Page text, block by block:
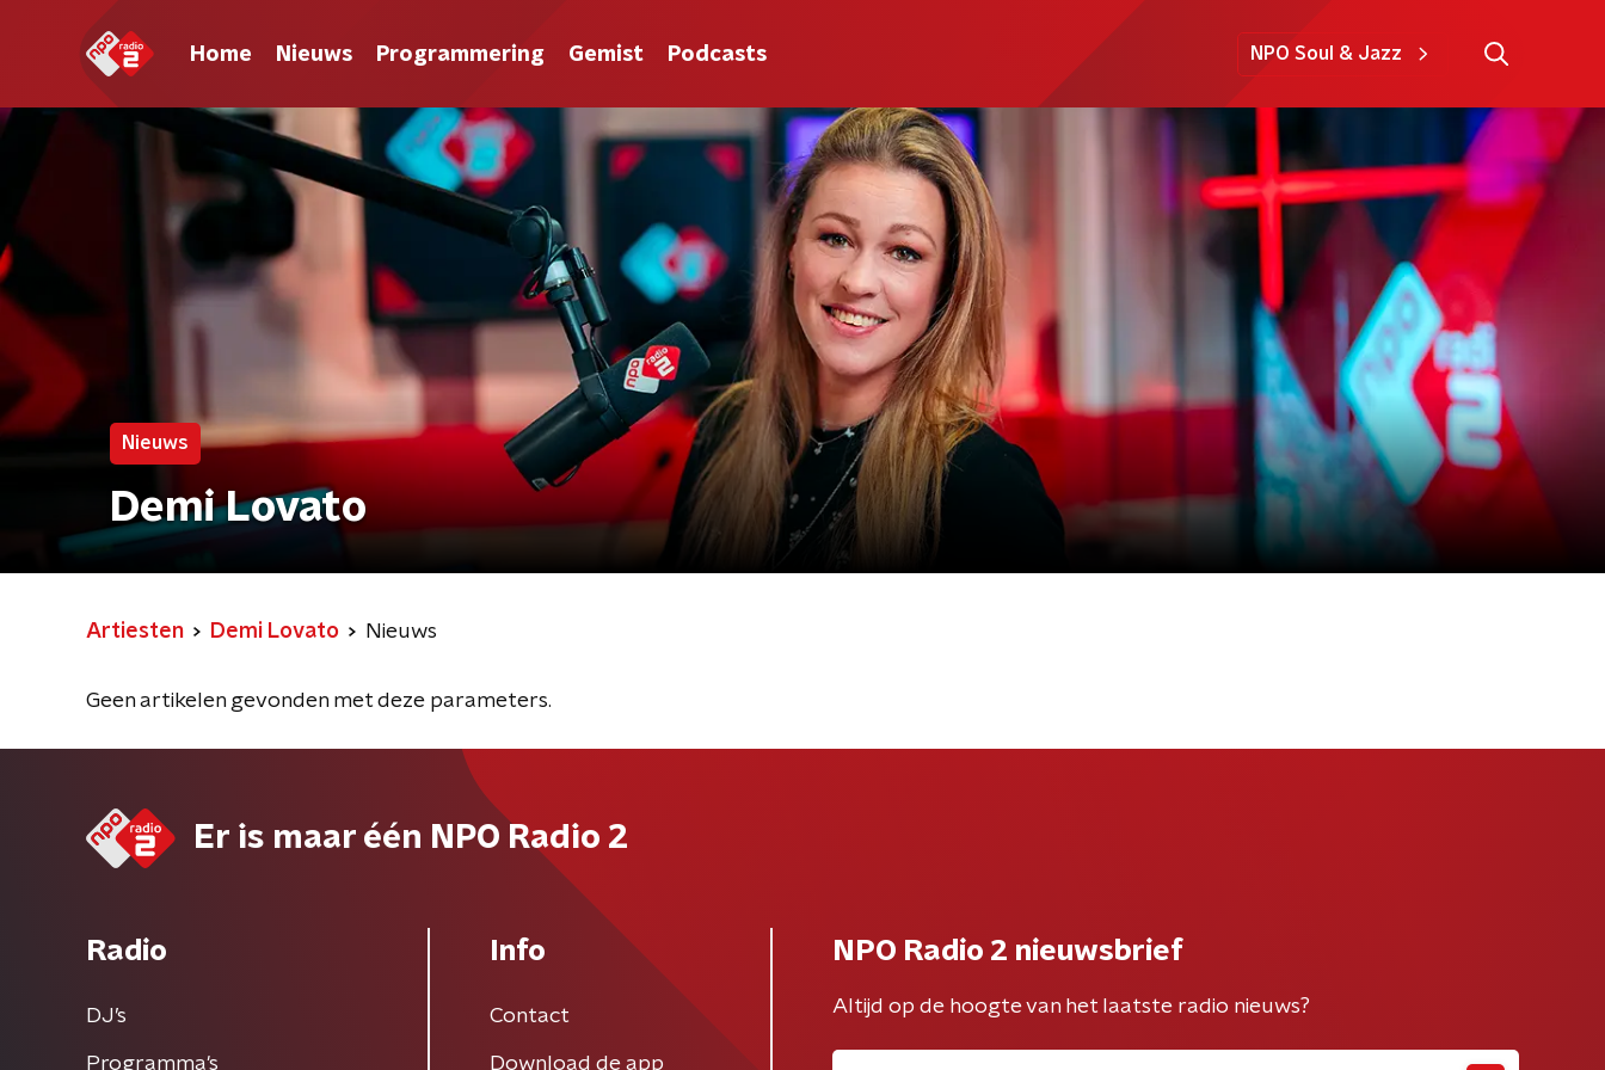
Home Nieuws Programmering Gemist Podcasts NPO Soul & Jazz
Nieuws
Demi Lovato
Artiesten Demi Lovato Nieuws
Geen artikelen gevonden met deze parameters.
Er is maar één NPO Radio 2
Radio
DJ’s
Programma's
Info
Contact
Download de app
NPO Radio 2 nieuwsbrief
Altijd op de hoogte van het laatste radio nieuws?